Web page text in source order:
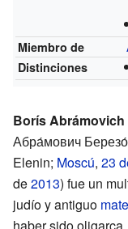
Miembro de
Distinciones
Borís
Абра́мович
Elenin; Moscú, 23
de2013) fue un
judío y antiguo
haber sido